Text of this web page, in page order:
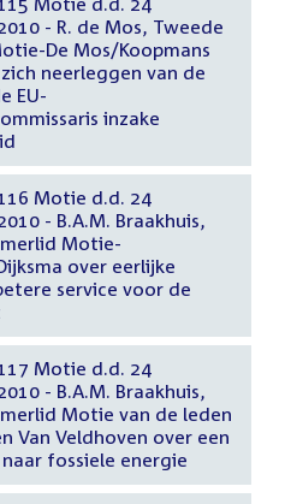
- R. de Mos, Tweede
De Mos/Koopmans
neerleggen van de
EU-
inzake
Motie d.d. 24
- B.A.M. Braakhuis,
Motie-
over eerlijke
service voor de
Motie d.d. 24
- B.A.M. Braakhuis,
Motie van de leden
Van Veldhoven over een
fossiele energie